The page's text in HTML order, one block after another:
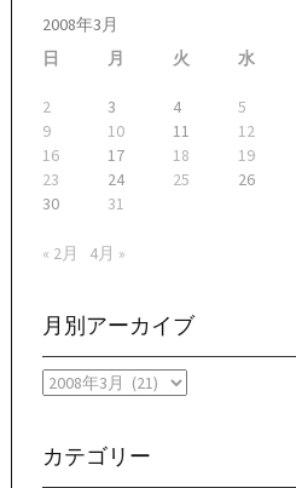
2008年3月
日
月 火 水
2
3 4 5
9
10 11 12
16
17 18 19
23
24 25 26
30
31
« 2月 4月 »
月別アーカイブ
月
ー
カテゴリー